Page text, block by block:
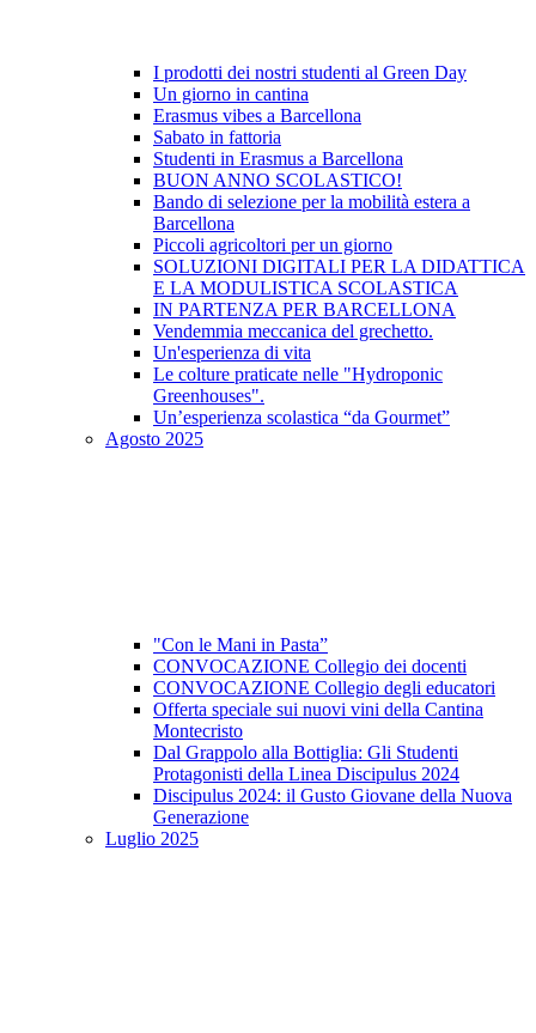
I prodotti dei nostri studenti al Green Day
Un giorno in cantina
Erasmus vibes a Barcellona
Sabato in fattoria
Studenti in Erasmus a Barcellona
BUON ANNO SCOLASTICO!
Bando di selezione per la mobilità estera a
Barcellona
Piccoli agricoltori per un giorno
SOLUZIONI DIGITALI PER LA DIDATTICA
E LA MODULISTICA SCOLASTICA
IN PARTENZA PER BARCELLONA
Vendemmia meccanica del grechetto.
Un'esperienza di vita
Le colture praticate nelle "Hydroponic
Greenhouses".
Un’esperienza scolastica “da Gourmet”
Agosto 2025
"Con le Mani in Pasta”
CONVOCAZIONE Collegio dei docenti
CONVOCAZIONE Collegio degli educatori
Offerta speciale sui nuovi vini della Cantina
Montecristo
Dal Grappolo alla Bottiglia: Gli Studenti
Protagonisti della Linea Discipulus 2024
Discipulus 2024: il Gusto Giovane della Nuova
Generazione
Luglio 2025